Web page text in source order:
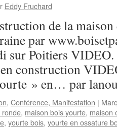
Eddy Fruchard
de la
par
sur Poitiers VIDEO.
construction
» en… par
, Conférence, Manifestation |
ronde, maison bois yourte, maison
, yourte bois, yourte en ossature